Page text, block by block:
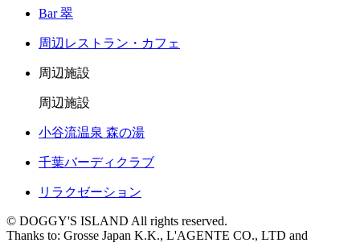
Bar 翠
周辺レストラン・カフェ
周辺施設
周辺施設
小谷流温泉 森の湯
千葉バーディクラブ
リラクゼーション
© DOGGY'S ISLAND All rights reserved.
Thanks to: Grosse Japan K.K., L'AGENTE CO., LTD and